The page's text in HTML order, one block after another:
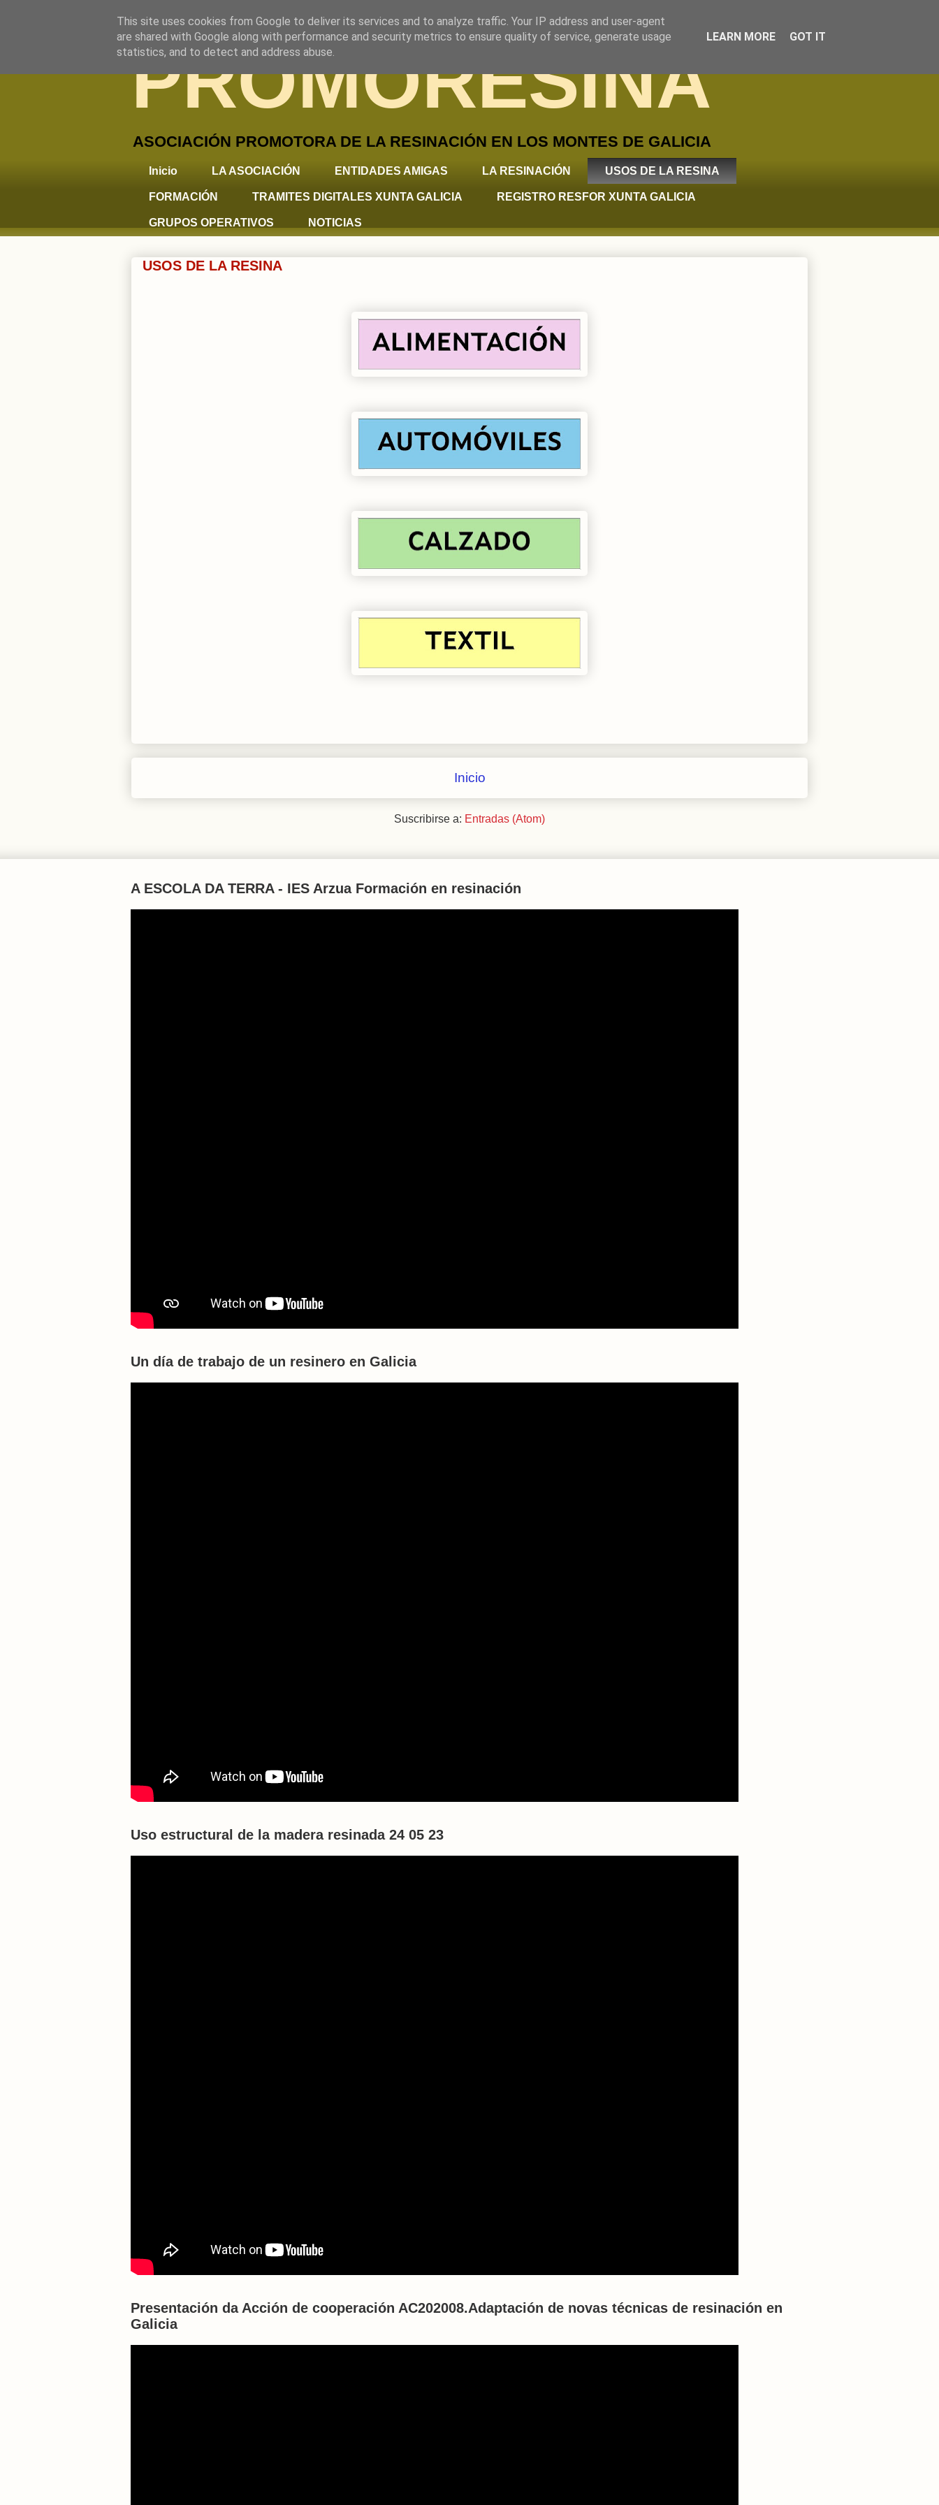
PROMORESINA
ASOCIACIÓN PROMOTORA DE LA RESINACIÓN EN LOS MONTES DE GALICIA
Inicio LA ASOCIACIÓN ENTIDADES AMIGAS LA RESINACIÓN USOS DE LA RESINA
FORMACIÓN TRAMITES DIGITALES XUNTA GALICIA REGISTRO RESFOR XUNTA GALICIA
GRUPOS OPERATIVOS NOTICIAS
USOS DE LA RESINA
Inicio
Suscribirse a: Entradas (Atom)
A ESCOLA DA TERRA - IES Arzua Formación en resinación
Un día de trabajo de un resinero en Galicia
Uso estructural de la madera resinada 24 05 23
Presentación da Acción de cooperación AC202008.Adaptación de novas técnicas de resinación en
Galicia
This site uses cookies from Google to deliver its services and to analyze traffic. Your IP address and user-agent
are shared with Google along with performance and security metrics to ensure quality of service, generate usage
statistics, and to detect and address abuse.
LEARN MORE GOT IT